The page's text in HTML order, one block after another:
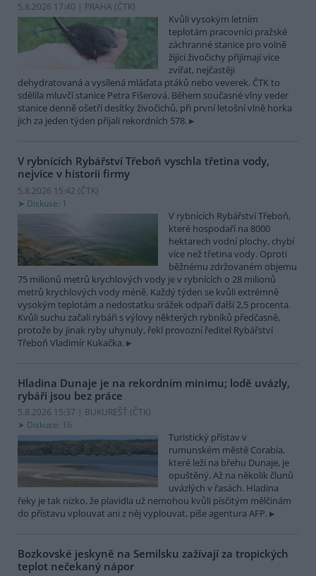
5.8.2026 17:40 | PRAHA (ČTK)
Kvůli vysokým letním
teplotám pracovníci pražské
záchranné stanice pro volně
žijící živočichy přijímají více
zvířat, nejčastěji
dehydratovaná a vysílená mláďata ptáků nebo veverek. ČTK to
sdělila mluvčí stanice Petra Fišerová. Během současné vlny veder
stanice denně ošetří desítky živočichů, při první letošní vlně horka
jich za jeden týden přijali rekordních 578.
V rybnících Rybářství Třeboň vyschla třetina vody,
nejvíce v historii firmy
5.8.2026 15:42 (ČTK)
Diskuse: 1
V rybnících Rybářství Třeboň,
které hospodaří na 8000
hektarech vodní plochy, chybí
více než třetina vody. Oproti
běžnému zdržovaném objemu
75 milionů metrů krychlových vody je v rybnících o 28 milionů
metrů krychlových vody méně. Každý týden se kvůli extrémně
vysokým teplotám a nedostatku srážek odpaří další 2,5 procenta.
Kvůli suchu začali rybáři s výlovy některých rybníků předčasně,
protože by jinak ryby uhynuly, řekl provozní ředitel Rybářství
Třeboň Vladimír Kukačka.
Hladina Dunaje je na rekordním minimu; lodě uvázly,
rybáři jsou bez práce
5.8.2026 15:37 | BUKUREŠŤ (ČTK)
Diskuse: 16
Turistický přístav v
rumunském městě Corabia,
které leží na břehu Dunaje, je
opuštěný. Až na několik člunů
uvázlých v řasách. Hladina
řeky je tak nízko, že plavidla už nemohou kvůli písčitým mělčinám
do přístavu vplouvat ani z něj vyplouvat, píše agentura AFP.
Bozkovské jeskyně na Semilsku zažívají za tropických
teplot nečekaný nápor